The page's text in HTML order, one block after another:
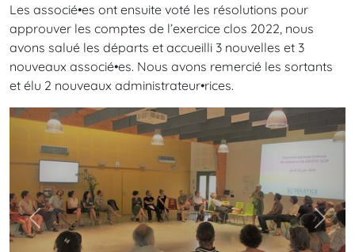
Les associé•es ont ensuite voté les résolutions pour
approuver les comptes de l’exercice clos 2022, nous
avons salué les départs et accueilli 3 nouvelles et 3
nouveaux associé•es. Nous avons remercié les sortants
et élu 2 nouveaux administrateur•rices.
Précédent